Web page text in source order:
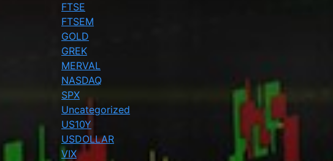
FTSE
FTSEM
GOLD
GREK
MERVAL
NASDAQ
SPX
Uncategorized
US10Y
USDOLLAR
VIX